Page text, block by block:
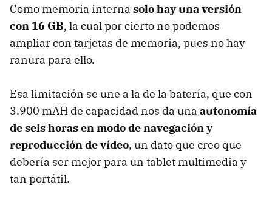
Como memoria interna solo hay una versión
con 16 GB, la cual por cierto no podemos
ampliar con tarjetas de memoria, pues no hay
ranura para ello.
Esa limitación se une a la de la batería, que con
3.900 mAH de capacidad nos da una autonomía
de seis horas en modo de navegación y
reproducción de vídeo, un dato que creo que
debería ser mejor para un tablet multimedia y
tan portátil.